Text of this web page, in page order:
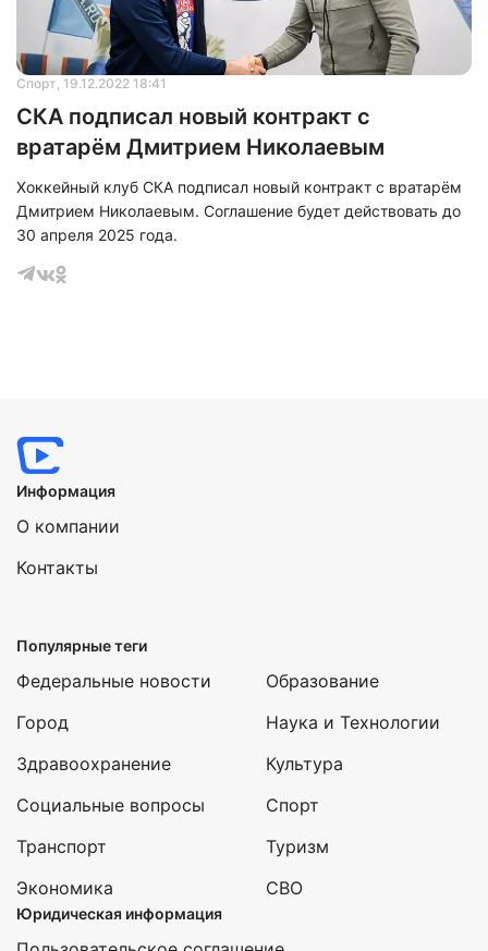
Спорт, 19.12.2022 18:41
СКА подписал новый контракт с
вратарём Дмитрием Николаевым
Хоккейный клуб СКА подписал новый контракт с вратарём
Дмитрием Николаевым. Соглашение будет действовать до
30 апреля 2025 года.
Нажимая на кнопку "Отправить" вы
соглашаетесь с политикой конфиденциальности
Информация
О компании
Контакты
Популярные теги
Федеральные новости
Город
Здравоохранение
Социальные вопросы
Транспорт
Экономика
Образование
Наука и Технологии
Культура
Спорт
Туризм
СВО
Юридическая информация